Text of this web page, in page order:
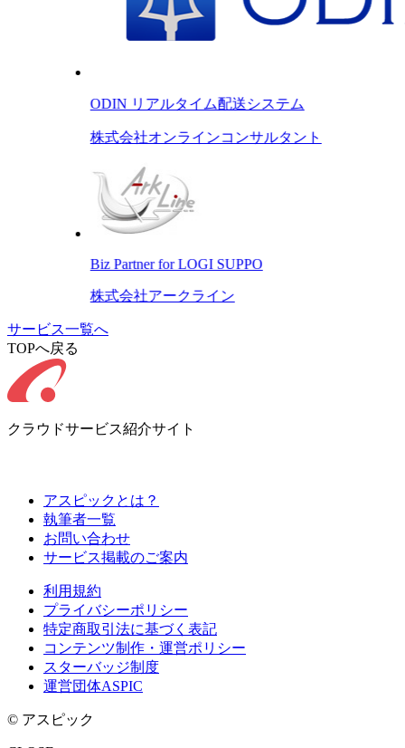
ODIN リアルタイム配送システム
株式会社オンラインコンサルタント
Biz Partner for LOGI SUPPO
株式会社アークライン
サービス一覧へ
TOPへ戻る
クラウドサービス紹介サイト
アスピックとは？
執筆者一覧
お問い合わせ
サービス掲載のご案内
利用規約
プライバシーポリシー
特定商取引法に基づく表記
コンテンツ制作・運営ポリシー
スターバッジ制度
運営団体ASPIC
© アスピック